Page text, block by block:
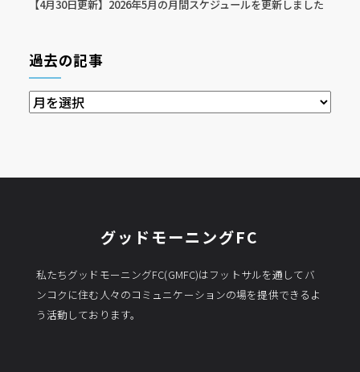
【4月30日更新】2026年5月の月間スケジュールを更新しました
過去の記事
過
去
事
グッドモーニングFC
私たちグッドモーニングFC(GMFC)はフットサルを通してバ
ンコクに住む人々のコミュニケーションの場を提供できるよ
う活動しております。